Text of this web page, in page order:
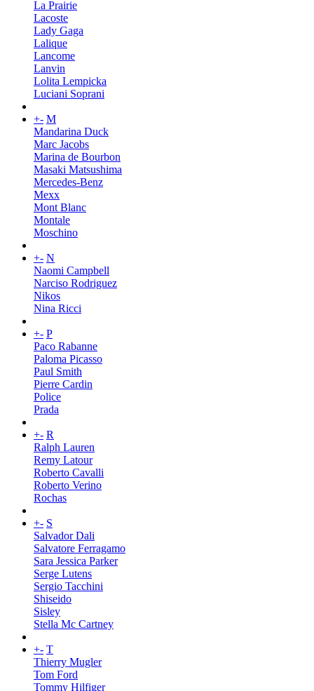
La Prairie
Lacoste
Lady Gaga
Lalique
Lancome
Lanvin
Lolita Lempicka
Luciani Soprani
+- M
Mandarina Duck
Marc Jacobs
Marina de Bourbon
Masaki Matsushima
Mercedes-Benz
Mexx
Mont Blanc
Montale
Moschino
+- N
Naomi Campbell
Narciso Rodriguez
Nikos
Nina Ricci
+- P
Paco Rabanne
Paloma Picasso
Paul Smith
Pierre Cardin
Police
Prada
+- R
Ralph Lauren
Remy Latour
Roberto Cavalli
Roberto Verino
Rochas
+- S
Salvador Dali
Salvatore Ferragamo
Sara Jessica Parker
Serge Lutens
Sergio Tacchini
Shiseido
Sisley
Stella Mc Cartney
+- T
Thierry Mugler
Tom Ford
Tommy Hilfiger